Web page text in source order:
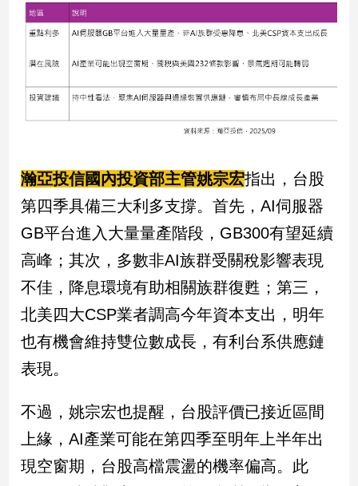
命
理
費
健
親
情
藝
術
／
文
創
／
影
推
薦
科
遊
動
瀚亞投信國內投資部主管姚宗宏指出，台股
第四季具備三大利多支撐。首先，AI伺服器
GB平台進入大量量產階段，GB300有望延續
高峰；其次，多數非AI族群受關稅影響表現
不佳，降息環境有助相關族群復甦；第三，
北美四大CSP業者調高今年資本支出，明年
也有機會維持雙位數成長，有利台系供應鏈
表現。
不過，姚宗宏也提醒，台股評價已接近區間
上緣，AI產業可能在第四季至明年上半年出
現空窗期，台股高檔震盪的機率偏高。此